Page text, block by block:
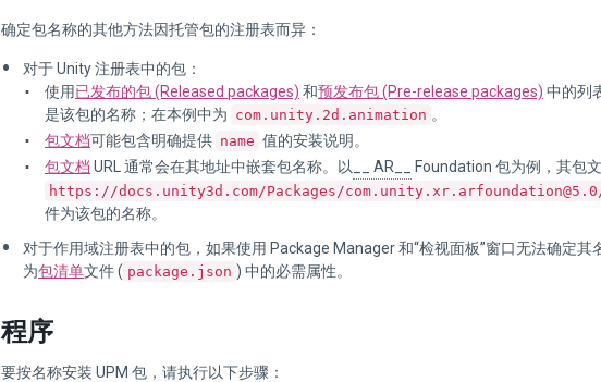
确定包名称的其他方法因托管包的注册表而异：
对于 Unity 注册表中的包：
使用已发布的包 (Released packages) 和预发布包 (Pre-release packages) 中的列
是该包的名称；在本例中为 com.unity.2d.animation 。
包文档可能包含明确提供 name 值的安装说明。
包文档 URL 通常会在其地址中嵌套包名称。以 __ AR__ Foundation 包为例，其包
https://docs.unity3d.com/Packages/
件为该包的名称。
对于作用域注册表中的包，如果使用 Package Manager 和“检视面板”窗口无法确定
为包清单文件 ( package.json ) 中的必需属性。
程序
要按名称安装 UPM 包，请执行以下步骤：